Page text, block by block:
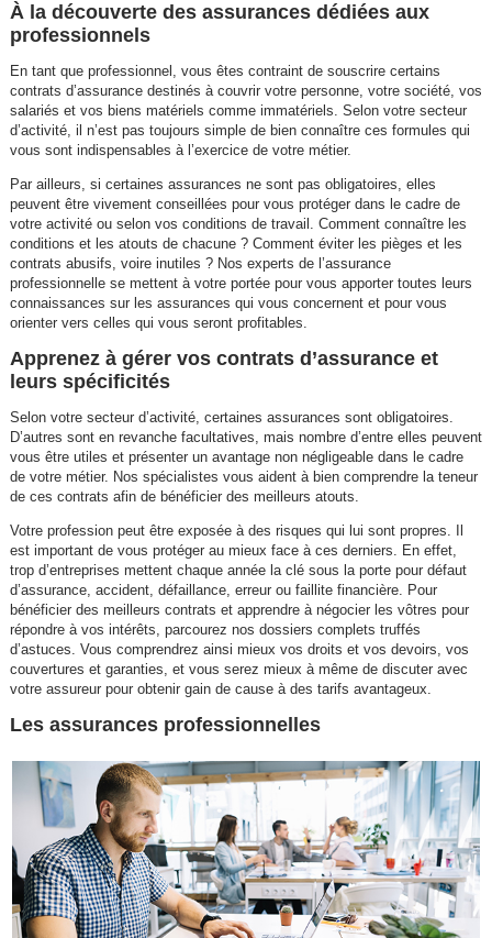
À la découverte des assurances dédiées aux
professionnels
En tant que professionnel, vous êtes contraint de souscrire certains
contrats d’assurance destinés à couvrir votre personne, votre société, vos
salariés et vos biens matériels comme immatériels. Selon votre secteur
d’activité, il n’est pas toujours simple de bien connaître ces formules qui
vous sont indispensables à l’exercice de votre métier.
Par ailleurs, si certaines assurances ne sont pas obligatoires, elles
peuvent être vivement conseillées pour vous protéger dans le cadre de
votre activité ou selon vos conditions de travail. Comment connaître les
conditions et les atouts de chacune ? Comment éviter les pièges et les
contrats abusifs, voire inutiles ? Nos experts de l’assurance
professionnelle se mettent à votre portée pour vous apporter toutes leurs
connaissances sur les assurances qui vous concernent et pour vous
orienter vers celles qui vous seront profitables.
Apprenez à gérer vos contrats d’assurance et
leurs spécificités
Selon votre secteur d’activité, certaines assurances sont obligatoires.
D’autres sont en revanche facultatives, mais nombre d’entre elles peuvent
vous être utiles et présenter un avantage non négligeable dans le cadre
de votre métier. Nos spécialistes vous aident à bien comprendre la teneur
de ces contrats afin de bénéficier des meilleurs atouts.
Votre profession peut être exposée à des risques qui lui sont propres. Il
est important de vous protéger au mieux face à ces derniers. En effet,
trop d’entreprises mettent chaque année la clé sous la porte pour défaut
d’assurance, accident, défaillance, erreur ou faillite financière. Pour
bénéficier des meilleurs contrats et apprendre à négocier les vôtres pour
répondre à vos intérêts, parcourez nos dossiers complets truffés
d’astuces. Vous comprendrez ainsi mieux vos droits et vos devoirs, vos
couvertures et garanties, et vous serez mieux à même de discuter avec
votre assureur pour obtenir gain de cause à des tarifs avantageux.
Les assurances professionnelles